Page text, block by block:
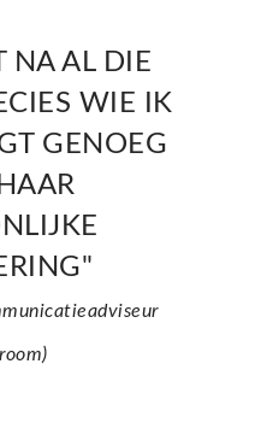
NA AL DIE
WIE IK
GENOEG